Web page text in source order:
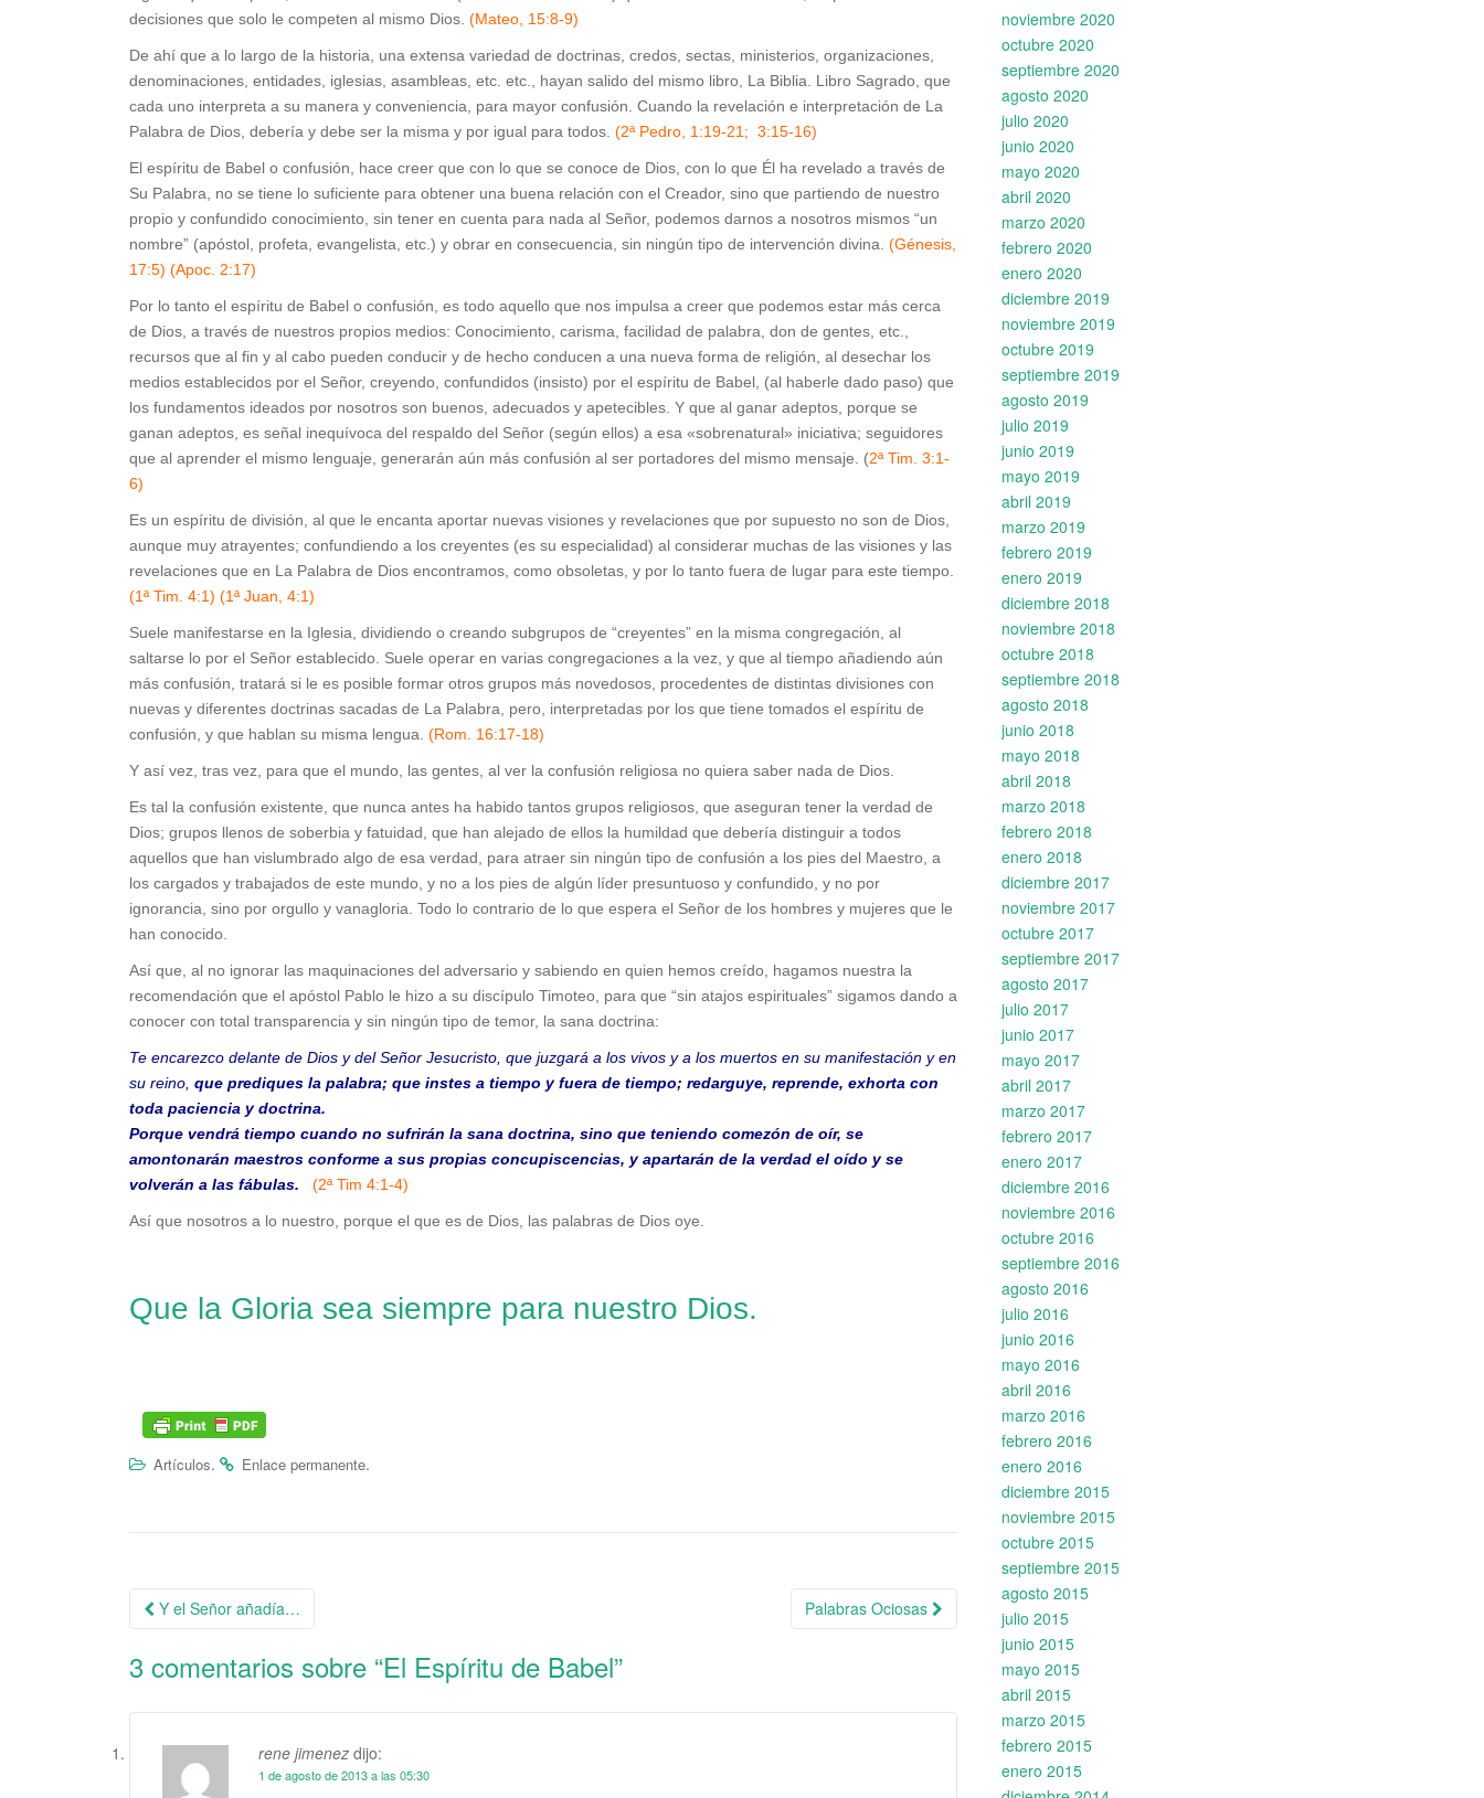
decisiones que solo le competen al mismo Dios. (Mateo, 15:8-9)
De ahí que a lo largo de la historia, una extensa variedad de doctrinas, credos, sectas, ministerios, organizaciones,
denominaciones, entidades, iglesias, asambleas, etc. etc., hayan salido del mismo libro, La Biblia. Libro Sagrado, que
cada uno interpreta a su manera y conveniencia, para mayor confusión. Cuando la revelación e interpretación de La
Palabra de Dios, debería y debe ser la misma y por igual para todos. (2ª Pedro, 1:19-21; 3:15-16)
El espíritu de Babel o confusión, hace creer que con lo que se conoce de Dios, con lo que Él ha revelado a través de
Su Palabra, no se tiene lo suficiente para obtener una buena relación con el Creador, sino que partiendo de nuestro
propio y confundido conocimiento, sin tener en cuenta para nada al Señor, podemos darnos a nosotros mismos “un
nombre” (apóstol, profeta, evangelista, etc.) y obrar en consecuencia, sin ningún tipo de intervención divina. (Génesis,
17:5) (Apoc. 2:17)
Por lo tanto el espíritu de Babel o confusión, es todo aquello que nos impulsa a creer que podemos estar más cerca
de Dios, a través de nuestros propios medios: Conocimiento, carisma, facilidad de palabra, don de gentes, etc.,
recursos que al fin y al cabo pueden conducir y de hecho conducen a una nueva forma de religión, al desechar los
medios establecidos por el Señor, creyendo, confundidos (insisto) por el espíritu de Babel, (al haberle dado paso) que
los fundamentos ideados por nosotros son buenos, adecuados y apetecibles. Y que al ganar adeptos, porque se
ganan adeptos, es señal inequívoca del respaldo del Señor (según ellos) a esa «sobrenatural» iniciativa; seguidores
que al aprender el mismo lenguaje, generarán aún más confusión al ser portadores del mismo mensaje. (2ª Tim. 3:1-
6)
Es un espíritu de división, al que le encanta aportar nuevas visiones y revelaciones que por supuesto no son de Dios,
aunque muy atrayentes; confundiendo a los creyentes (es su especialidad) al considerar muchas de las visiones y las
revelaciones que en La Palabra de Dios encontramos, como obsoletas, y por lo tanto fuera de lugar para este tiempo.
(1ª Tim. 4:1) (1ª Juan, 4:1)
Suele manifestarse en la Iglesia, dividiendo o creando subgrupos de “creyentes” en la misma congregación, al
saltarse lo por el Señor establecido. Suele operar en varias congregaciones a la vez, y que al tiempo añadiendo aún
más confusión, tratará si le es posible formar otros grupos más novedosos, procedentes de distintas divisiones con
nuevas y diferentes doctrinas sacadas de La Palabra, pero, interpretadas por los que tiene tomados el espíritu de
confusión, y que hablan su misma lengua. (Rom. 16:17-18)
Y así vez, tras vez, para que el mundo, las gentes, al ver la confusión religiosa no quiera saber nada de Dios.
Es tal la confusión existente, que nunca antes ha habido tantos grupos religiosos, que aseguran tener la verdad de
Dios; grupos llenos de soberbia y fatuidad, que han alejado de ellos la humildad que debería distinguir a todos
aquellos que han vislumbrado algo de esa verdad, para atraer sin ningún tipo de confusión a los pies del Maestro, a
los cargados y trabajados de este mundo, y no a los pies de algún líder presuntuoso y confundido, y no por
ignorancia, sino por orgullo y vanagloria. Todo lo contrario de lo que espera el Señor de los hombres y mujeres que le
han conocido.
Así que, al no ignorar las maquinaciones del adversario y sabiendo en quien hemos creído, hagamos nuestra la
recomendación que el apóstol Pablo le hizo a su discípulo Timoteo, para que “sin atajos espirituales” sigamos dando a
conocer con total transparencia y sin ningún tipo de temor, la sana doctrina:
Te encarezco delante de Dios y del Señor Jesucristo, que juzgará a los vivos y a los muertos en su manifestación y en
su reino, que prediques la palabra; que instes a tiempo y fuera de tiempo; redarguye, reprende, exhorta con
toda paciencia y doctrina.
Porque vendrá tiempo cuando no sufrirán la sana doctrina, sino que teniendo comezón de oír, se
amontonarán maestros conforme a sus propias concupiscencias, y apartarán de la verdad el oído y se
volverán a las fábulas.
(2ª Tim 4:1-4)
Así que nosotros a lo nuestro, porque el que es de Dios, las palabras de Dios oye.
Que la Gloria sea siempre para nuestro Dios.
Artículos. Enlace permanente.
Navegación de la entrada
Y el Señor añadía… Palabras Ociosas
3 comentarios sobre “El Espíritu de Babel”
rene jimenez dijo:
1 de agosto de 2013 a las 05:30
noviembre 2020
octubre 2020
septiembre 2020
agosto 2020
julio 2020
junio 2020
mayo 2020
abril 2020
marzo 2020
febrero 2020
enero 2020
diciembre 2019
noviembre 2019
octubre 2019
septiembre 2019
agosto 2019
julio 2019
junio 2019
mayo 2019
abril 2019
marzo 2019
febrero 2019
enero 2019
diciembre 2018
noviembre 2018
octubre 2018
septiembre 2018
agosto 2018
junio 2018
mayo 2018
abril 2018
marzo 2018
febrero 2018
enero 2018
diciembre 2017
noviembre 2017
octubre 2017
septiembre 2017
agosto 2017
julio 2017
junio 2017
mayo 2017
abril 2017
marzo 2017
febrero 2017
enero 2017
diciembre 2016
noviembre 2016
octubre 2016
septiembre 2016
agosto 2016
julio 2016
junio 2016
mayo 2016
abril 2016
marzo 2016
febrero 2016
enero 2016
diciembre 2015
noviembre 2015
octubre 2015
septiembre 2015
agosto 2015
julio 2015
junio 2015
mayo 2015
abril 2015
marzo 2015
febrero 2015
enero 2015